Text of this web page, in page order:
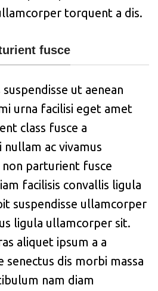
torquent a dis.
fusce
ut aenean
urna facilisi eget amet
class fusce a
ac vivamus
parturient fusce
facilisis convallis ligula
suspendisse ullamcorper
ligula ullamcorper sit.
aliquet ipsum a a
dis morbi massa
nam diam